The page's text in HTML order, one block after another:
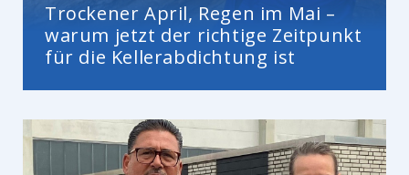
Trockener April, Regen im Mai –
warum jetzt der richtige Zeitpunkt
für die Kellerabdichtung ist